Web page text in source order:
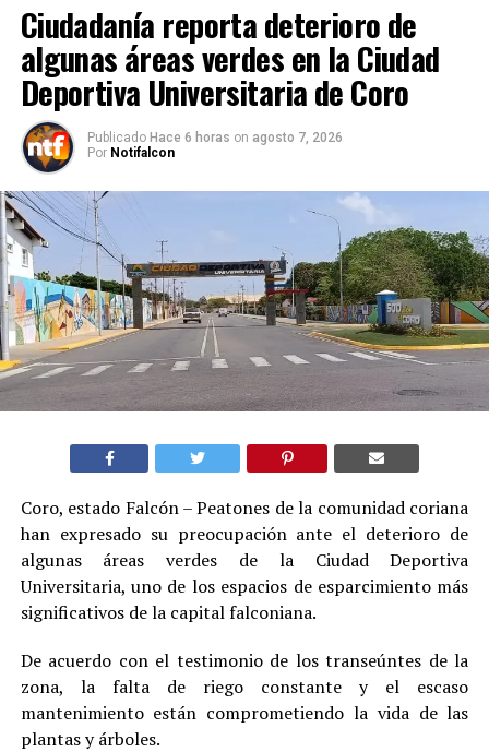
Ciudadanía reporta deterioro de
algunas áreas verdes en la Ciudad
Deportiva Universitaria de Coro
Publicado Hace 6 horas on agosto 7, 2026
Por Notifalcon
Coro, estado Falcón – Peatones de la comunidad coriana
han expresado su preocupación ante el deterioro de
algunas áreas verdes de la Ciudad Deportiva
Universitaria, uno de los espacios de esparcimiento más
significativos de la capital falconiana.
De acuerdo con el testimonio de los transeúntes de la
zona, la falta de riego constante y el escaso
mantenimiento están comprometiendo la vida de las
plantas y árboles.